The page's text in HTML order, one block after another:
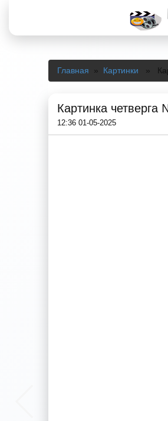
Главная » Картинки »
Картинка четверга
12:36 01-05-2025